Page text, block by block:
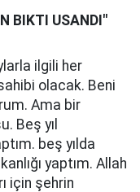
BIKTI USANDI"
ilgili her
olacak. Beni
Ama bir
Beş yıl
beş yılda
yaptım. Allah
için şehrin